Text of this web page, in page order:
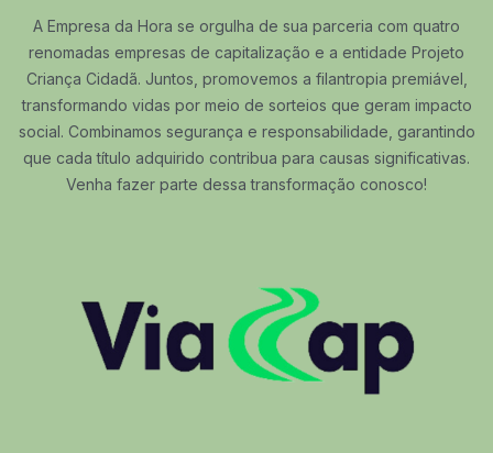
A Empresa da Hora se orgulha de sua parceria com quatro
renomadas empresas de capitalização e a entidade Projeto
Criança Cidadã. Juntos, promovemos a filantropia premiável,
transformando vidas por meio de sorteios que geram impacto
social. Combinamos segurança e responsabilidade, garantindo
que cada título adquirido contribua para causas significativas.
Venha fazer parte dessa transformação conosco!